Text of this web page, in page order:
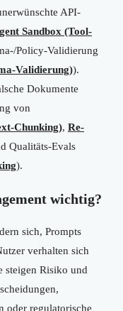
API-
Sandbox (Tool-
Policy-Validierung
Validierung)).
Dokumente
von
Chunking), Re-
Qualitäts-Evals
).
wichtig?
sich, Prompts
verhalten sich
steigen Risiko und
oder regulatorische